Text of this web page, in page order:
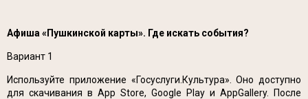
Афиша «Пушкинской карты». Где искать события?
Вариант 1
Используйте приложение «Госуслуги.Культура». Оно доступно
для скачивания в App Store, Google Play и AppGallery. После